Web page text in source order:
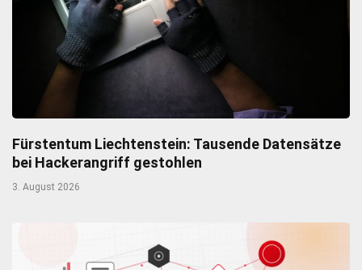
Fürstentum Liechtenstein: Tausende Datensätze
bei Hackerangriff gestohlen
3. August 2026